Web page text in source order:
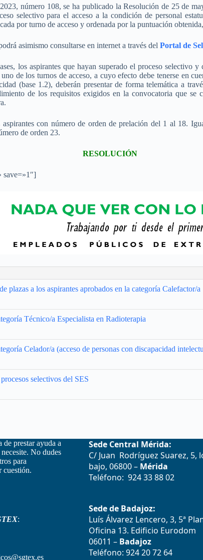
número 108, se ha publicado la Resolución de 25 de
selectivo para el acceso a la condición de personal
por turno de acceso y ordenada por la puntuación
asimismo consultarse en internet a través del Portal de
los aspirantes que hayan superado el proceso selectivo
de los turnos de acceso, a cuyo efecto debe tenerse en
(base 1.2), deberán presentar de forma telemática a
de los requisitos exigidos en la convocatoria que se
con número de orden de prelación del 1 al 18.
de orden 23.
RESOLUCIÓN
save=»1″]
plazas a los aspirantes aprobados en la categoría Calefactor/a
Técnico/a Especialista en Radioterapia
Celador/a (acceso de personas con discapacidad
selectivos del SES
de prestar ayuda a
No dudes
para
cuestión.
:
Sede Central Mérida:
C/ Juan Rodríguez Suarez, 5,
bajo, 06800 – Mérida
Teléfono: 924 33 88 02
Sede de Badajoz:
Luís Álvarez Lencero, 3, 5ª
Oficina 13. Edificio Eurodom
06011 – Badajoz
Teléfono: 924 20 72 64